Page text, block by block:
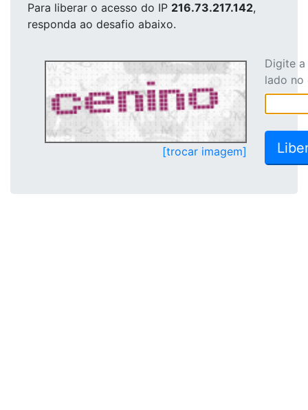
Para liberar o acesso do IP 216.73.217.142,
responda ao desafio abaixo.
[trocar imagem]
Digite
lado no